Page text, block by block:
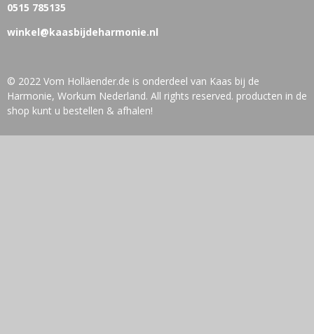
0515 785135
winkel@kaasbijdeharmonie.nl
© 2022 Vom Holläender.de is onderdeel van Kaas bij de
Harmonie, Workum Nederland. All rights reserved. producten in de
shop kunt u bestellen & afhalen!